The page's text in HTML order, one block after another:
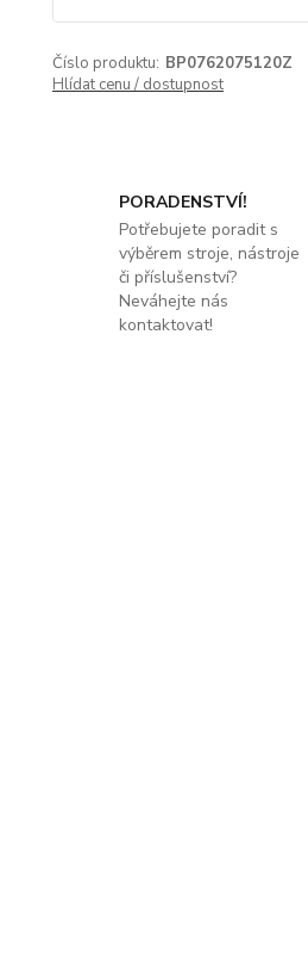
Číslo produktu: BP0762075120Z
Hlídat cenu / dostupnost
PORADENSTVÍ!
Potřebujete poradit s
výběrem stroje, nástroje
či příslušenství?
Neváhejte nás
kontaktovat!